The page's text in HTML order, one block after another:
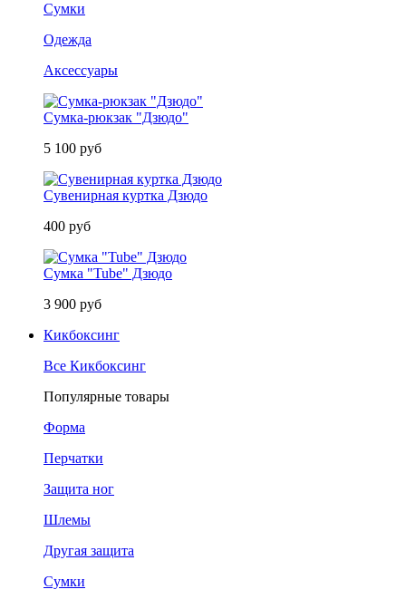
Сумки
Одежда
Аксессуары
Сумка-рюкзак "Дзюдо"
5 100 руб
Сувенирная куртка Дзюдо
400 руб
Сумка "Tube" Дзюдо
3 900 руб
Кикбоксинг
Все Кикбоксинг
Популярные товары
Форма
Перчатки
Защита ног
Шлемы
Другая защита
Сумки